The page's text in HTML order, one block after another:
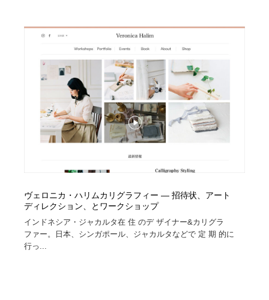
ヴェロニカ・ハリムカリグラフィー — 招待状、アート
ディレクション、とワークショップ
インドネシア・ジャカルタ在 住 のデ ザイナー&カリグラ
ファー。日本、シンガポール、ジャカルタなどで 定 期 的に
行っ...